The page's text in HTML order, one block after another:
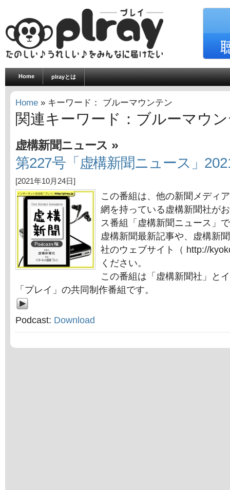
Home plrayとは
Home » キーワード： ブルーマウンテン
関連キーワード：ブルーマウ
虚構新聞ニュース »
第227号「虚構新聞ニュース」
[2021年10月24日]
この番組は、他の新聞メディ
網を持っている虚構新聞社が
ス番組「虚構新聞ニュース」
虚構新聞最新記事や、虚構新
社のウェブサイト（ http://
ください。
この番組は「虚構新聞社」と
「プレイ」の共同制作番組です。
Podcast: Download